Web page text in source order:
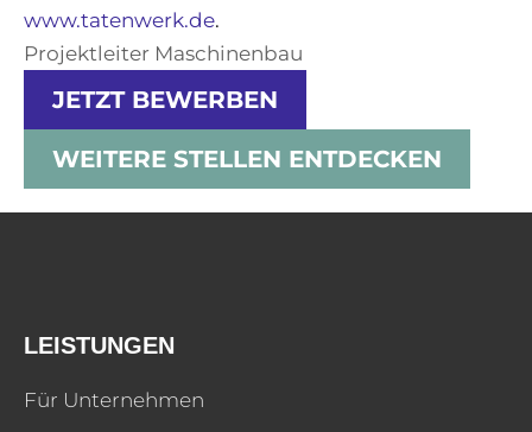
www.tatenwerk.de.
Projektleiter Maschinenbau
JETZT BEWERBEN
WEITERE STELLEN ENTDECKEN
LEISTUNGEN
Für Unternehmen